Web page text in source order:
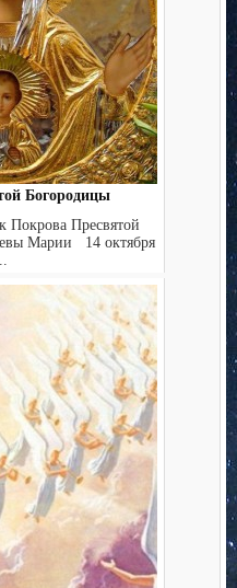
Богородицы
Покрова Пресвятой
Марии 14 октября